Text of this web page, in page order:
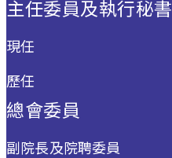
主任委員及執行秘書
現任
歷任
總會委員
副院長及院聘委員